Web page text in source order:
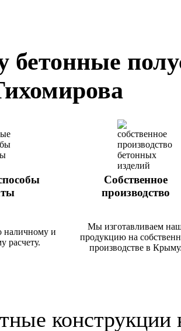
бетонные
Собственное
производство
наличному и
расчету.
Мы изготавливаем
продукцию на
производстве в
конструкции